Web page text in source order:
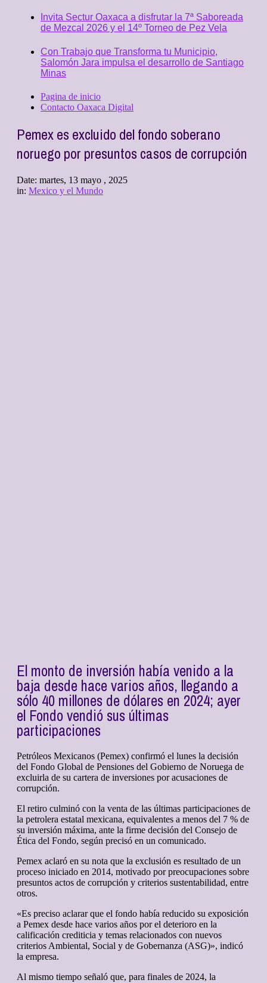
Invita Sectur Oaxaca a disfrutar la 7ª Saboreada
de Mezcal 2026 y el 14º Torneo de Pez Vela
Con Trabajo que Transforma tu Municipio,
Salomón Jara impulsa el desarrollo de Santiago
Minas
Pagina de inicio
Contacto Oaxaca Digital
Pemex es excluido del fondo soberano
noruego por presuntos casos de corrupción
Date: martes, 13 mayo , 2025
in: Mexico y el Mundo
El monto de inversión había venido a la
baja desde hace varios años, llegando a
sólo 40 millones de dólares en 2024; ayer
el Fondo vendió sus últimas
participaciones
Petróleos Mexicanos (Pemex) confirmó el lunes la decisión
del Fondo Global de Pensiones del Gobierno de Noruega de
excluirla de su cartera de inversiones por acusaciones de
corrupción.
El retiro culminó con la venta de las últimas participaciones de
la petrolera estatal mexicana, equivalentes a menos del 7 % de
su inversión máxima, ante la firme decisión del Consejo de
Ética del Fondo, según precisó en un comunicado.
Pemex aclaró en su nota que la exclusión es resultado de un
proceso iniciado en 2014, motivado por preocupaciones sobre
presuntos actos de corrupción y criterios sustentabilidad, entre
otros.
«Es preciso aclarar que el fondo había reducido su exposición
a Pemex desde hace varios años por el deterioro en la
calificación crediticia y temas relacionados con nuevos
criterios Ambiental, Social y de Gobernanza (ASG)», indicó
la empresa.
Al mismo tiempo señaló que, para finales de 2024, la